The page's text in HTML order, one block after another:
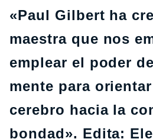
«Paul Gilbert ha
maestra que nos
emplear el poder
mente para
cerebro hacia la
bondad». Edita: